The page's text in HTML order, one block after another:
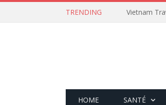
TRENDING
HOME SANTÉ